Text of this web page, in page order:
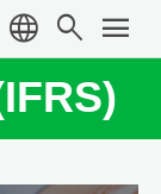
language search menu